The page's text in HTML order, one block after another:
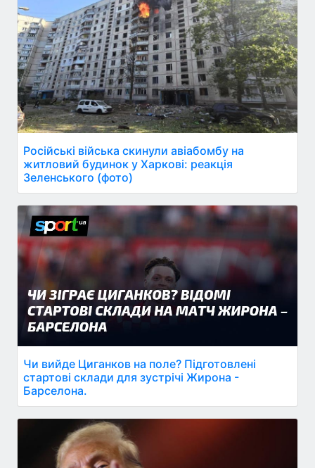
Російські війська скинули авіабомбу на
житловий будинок у Харкові: реакція
Зеленського (фото)
Чи вийде Циганков на поле? Підготовлені
стартові склади для зустрічі Жирона -
Барселона.